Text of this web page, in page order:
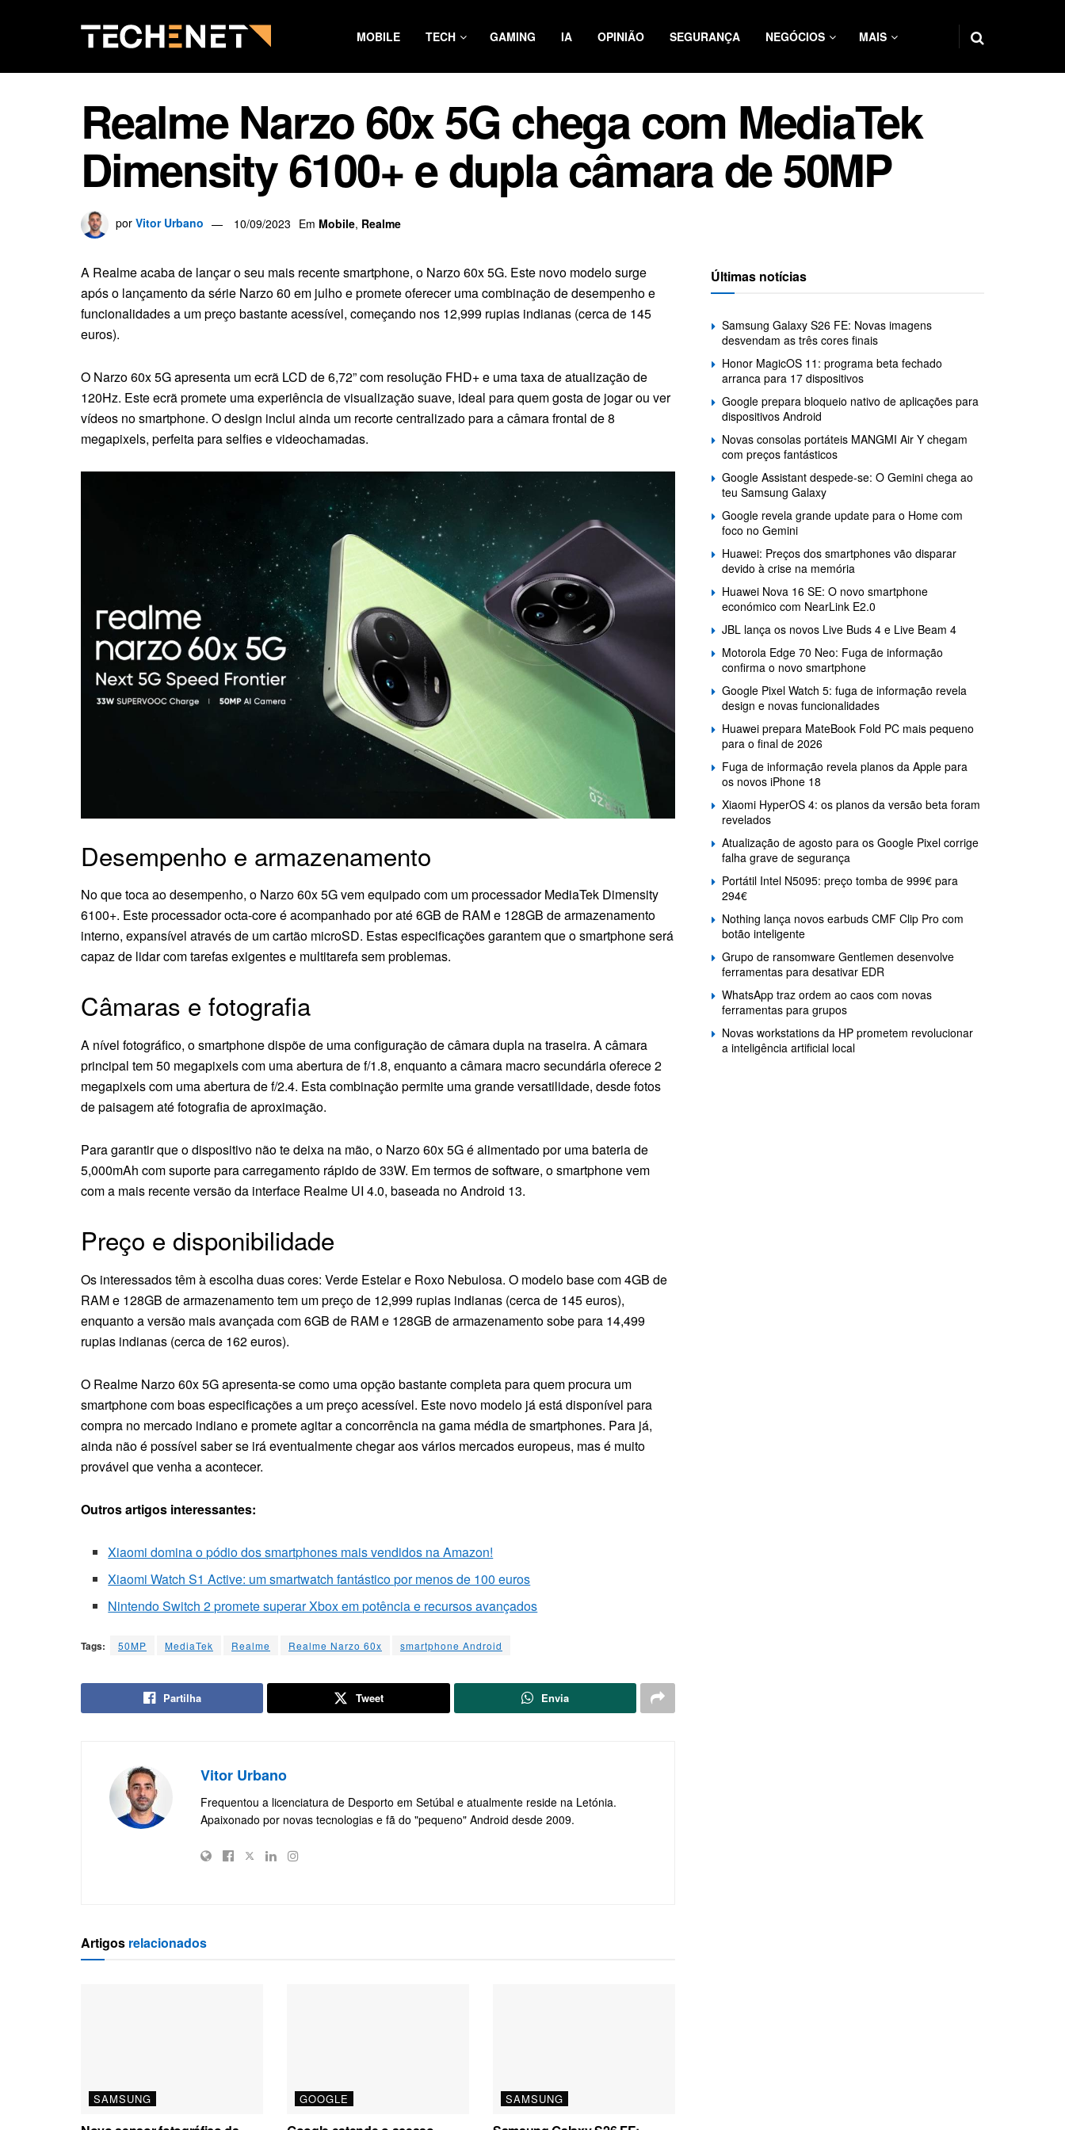
MOBILE TECH GAMING IA OPINIÃO SEGURANÇA NEGÓCIOS MAIS
Realme Narzo 60x 5G chega com MediaTek
Dimensity 6100+ e dupla câmara de 50MP
por Vitor Urbano 10/09/2023 Em Mobile, Realme
A Realme acaba de lançar o seu mais recente smartphone, o Narzo 60x 5G. Este novo modelo surge
após o lançamento da série Narzo 60 em julho e promete oferecer uma combinação de desempenho e
funcionalidades a um preço bastante acessível, começando nos 12,999 rupias indianas (cerca de 145
euros).
O Narzo 60x 5G apresenta um ecrã LCD de 6,72” com resolução FHD+ e uma taxa de atualização de
120Hz. Este ecrã promete uma experiência de visualização suave, ideal para quem gosta de jogar ou ver
vídeos no smartphone. O design inclui ainda um recorte centralizado para a câmara frontal de 8
megapixels, perfeita para selfies e videochamadas.
Desempenho e armazenamento
No que toca ao desempenho, o Narzo 60x 5G vem equipado com um processador MediaTek Dimensity
6100+. Este processador octa-core é acompanhado por até 6GB de RAM e 128GB de armazenamento
interno, expansível através de um cartão microSD. Estas especificações garantem que o smartphone será
capaz de lidar com tarefas exigentes e multitarefa sem problemas.
Câmaras e fotografia
A nível fotográfico, o smartphone dispõe de uma configuração de câmara dupla na traseira. A câmara
principal tem 50 megapixels com uma abertura de f/1.8, enquanto a câmara macro secundária oferece 2
megapixels com uma abertura de f/2.4. Esta combinação permite uma grande versatilidade, desde fotos
de paisagem até fotografia de aproximação.
Para garantir que o dispositivo não te deixa na mão, o Narzo 60x 5G é alimentado por uma bateria de
5,000mAh com suporte para carregamento rápido de 33W. Em termos de software, o smartphone vem
com a mais recente versão da interface Realme UI 4.0, baseada no Android 13.
Preço e disponibilidade
Os interessados têm à escolha duas cores: Verde Estelar e Roxo Nebulosa. O modelo base com 4GB de
RAM e 128GB de armazenamento tem um preço de 12,999 rupias indianas (cerca de 145 euros),
enquanto a versão mais avançada com 6GB de RAM e 128GB de armazenamento sobe para 14,499
rupias indianas (cerca de 162 euros).
O Realme Narzo 60x 5G apresenta-se como uma opção bastante completa para quem procura um
smartphone com boas especificações a um preço acessível. Este novo modelo já está disponível para
compra no mercado indiano e promete agitar a concorrência na gama média de smartphones. Para já,
ainda não é possível saber se irá eventualmente chegar aos vários mercados europeus, mas é muito
provável que venha a acontecer.
Outros artigos interessantes:
Xiaomi domina o pódio dos smartphones mais vendidos na Amazon!
Xiaomi Watch S1 Active: um smartwatch fantástico por menos de 100 euros
Nintendo Switch 2 promete superar Xbox em potência e recursos avançados
Tags: 50MP MediaTek Realme Realme Narzo 60x smartphone Android
Partilha Tweet Envia
Vitor Urbano
Frequentou a licenciatura de Desporto em Setúbal e atualmente reside na Letónia.
Apaixonado por novas tecnologias e fã do "pequeno" Android desde 2009.
Artigos relacionados
SAMSUNG GOOGLE SAMSUNG
Últimas notícias
Samsung Galaxy S26 FE: Novas imagens
desvendam as três cores finais
Honor MagicOS 11: programa beta fechado
arranca para 17 dispositivos
Google prepara bloqueio nativo de aplicações para
dispositivos Android
Novas consolas portáteis MANGMI Air Y chegam
com preços fantásticos
Google Assistant despede-se: O Gemini chega ao
teu Samsung Galaxy
Google revela grande update para o Home com
foco no Gemini
Huawei: Preços dos smartphones vão disparar
devido à crise na memória
Huawei Nova 16 SE: O novo smartphone
económico com NearLink E2.0
JBL lança os novos Live Buds 4 e Live Beam 4
Motorola Edge 70 Neo: Fuga de informação
confirma o novo smartphone
Google Pixel Watch 5: fuga de informação revela
design e novas funcionalidades
Huawei prepara MateBook Fold PC mais pequeno
para o final de 2026
Fuga de informação revela planos da Apple para
os novos iPhone 18
Xiaomi HyperOS 4: os planos da versão beta foram
revelados
Atualização de agosto para os Google Pixel corrige
falha grave de segurança
Portátil Intel N5095: preço tomba de 999€ para
294€
Nothing lança novos earbuds CMF Clip Pro com
botão inteligente
Grupo de ransomware Gentlemen desenvolve
ferramentas para desativar EDR
WhatsApp traz ordem ao caos com novas
ferramentas para grupos
Novas workstations da HP prometem revolucionar
a inteligência artificial local